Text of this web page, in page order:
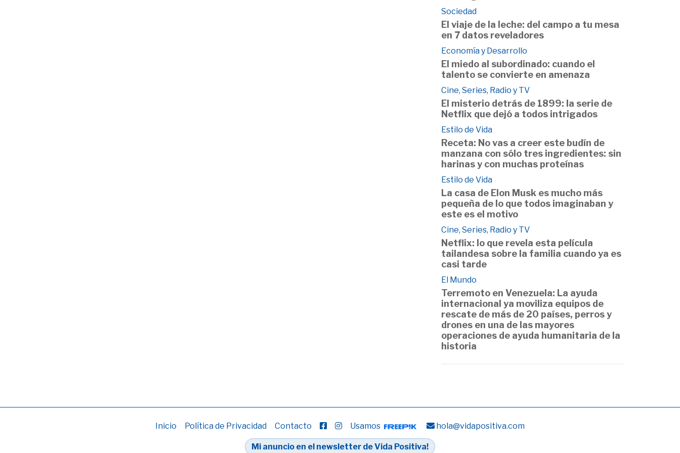
Sociedad
El viaje de la leche: del campo a tu mesa
en 7 datos reveladores
Economía y Desarrollo
El miedo al subordinado: cuando el
talento se convierte en amenaza
Cine, Series, Radio y TV
El misterio detrás de 1899: la serie de
Netflix que dejó a todos intrigados
Estilo de Vida
Receta: No vas a creer este budín de
manzana con sólo tres ingredientes: sin
harinas y con muchas proteínas
Estilo de Vida
La casa de Elon Musk es mucho más
pequeña de lo que todos imaginaban y
este es el motivo
Cine, Series, Radio y TV
Netflix: lo que revela esta película
tailandesa sobre la familia cuando ya es
casi tarde
El Mundo
Terremoto en Venezuela: La ayuda
internacional ya moviliza equipos de
rescate de más de 20 países, perros y
drones en una de las mayores
operaciones de ayuda humanitaria de la
historia
Inicio Política de Privacidad Contacto Usamos hola@vidapositiva.com
Mi anuncio en el newsletter de Vida Positiva!